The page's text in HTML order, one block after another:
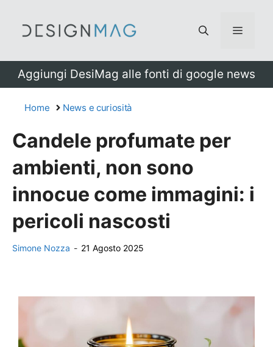
Menu
Aggiungi DesiMag alle fonti di google news
Home News e curiosità
Candele profumate per
ambienti, non sono
innocue come immagini: i
pericoli nascosti
Simone Nozza - 21 Agosto 2025